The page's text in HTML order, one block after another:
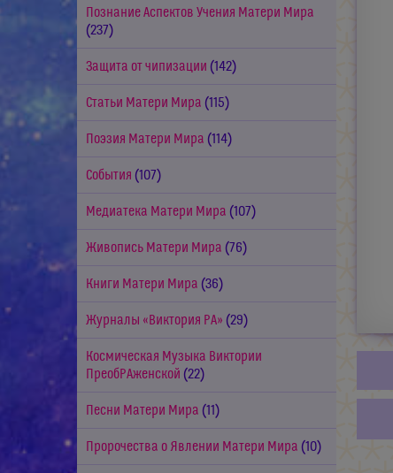
Познание Аспектов Учения Матери Мира
(237)
Защита от чипизации (142)
Статьи Матери Мира (115)
Поэзия Матери Мира (114)
События (107)
Медиатека Матери Мира (107)
Живопись Матери Мира (76)
Книги Матери Мира (36)
Журналы «Виктория РА» (29)
Космическая Музыка Виктории
ПреобРАженской (22)
Песни Матери Мира (11)
Пророчества о Явлении Матери Мира (10)